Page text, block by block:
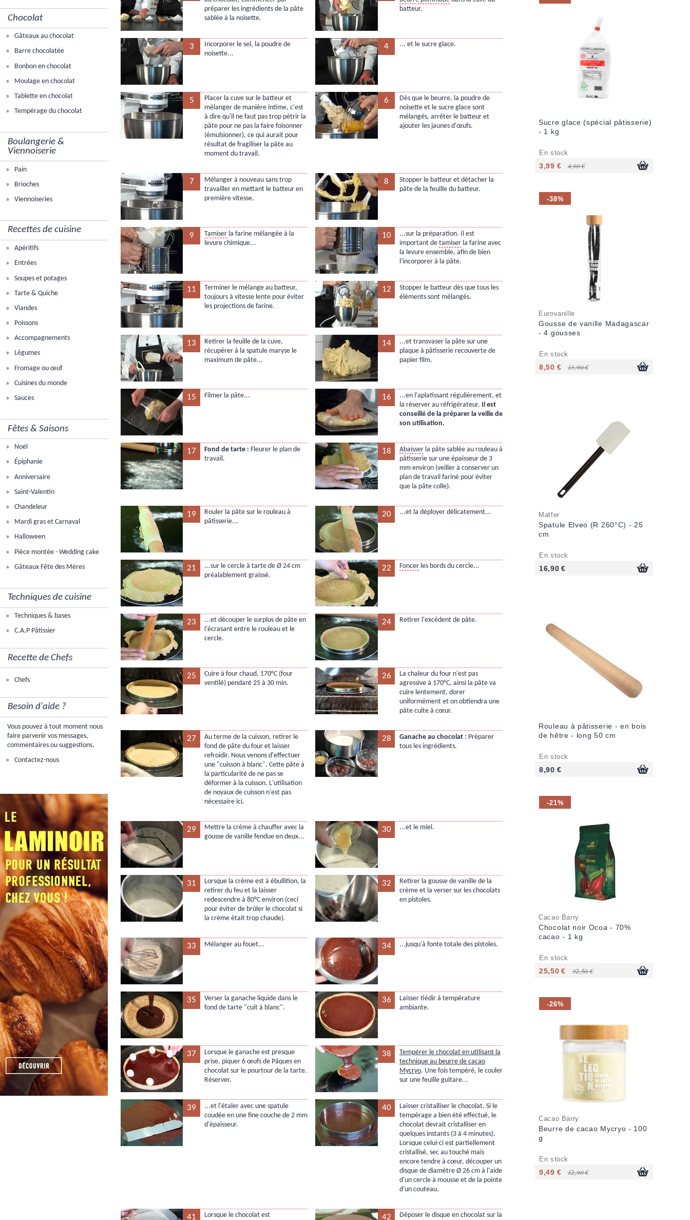
Chocolat
Gâteaux au chocolat
Barre chocolatée
Bonbon en chocolat
Moulage en chocolat
Tablette en chocolat
Tempérage du chocolat
Boulangerie &
Viennoiserie
Pain
Brioches
Viennoiseries
Recettes de cuisine
Apéritifs
Entrées
Soupes et potages
Tarte & Quiche
Viandes
Poissons
Accompagnements
Légumes
Fromage ou œuf
Cuisines du monde
Sauces
Fêtes & Saisons
Noël
Épiphanie
Anniversaire
Saint-Valentin
Chandeleur
Mardi gras et Carnaval
Halloween
Pièce montée - Wedding cake
Gâteaux Fête des Mères
Techniques de cuisine
Techniques & bases
C.A.P Pâtissier
Recette de Chefs
Chefs
Besoin d'aide ?
Vous pouvez à tout moment nous
faire parvenir vos messages,
commentaires ou suggestions.
Contactez-nous
Sucre glace (spécial pâtisserie)
- 1 kg
En stock
3,99 € 4,90 €
-38%
Eurovanille
Gousse de vanille Madagascar
- 4 gousses
En stock
8,50 € 13,90 €
Matfer
Spatule Elveo (R 260°C) - 25
cm
En stock
16,90 €
Rouleau à pâtisserie - en bois
de hêtre - long 50 cm
En stock
8,90 €
-21%
Cacao Barry
Chocolat noir Ocoa - 70%
cacao - 1 kg
En stock
25,50 € 32,50 €
-26%
Cacao Barry
Beurre de cacao Mycryo - 100
g
En stock
9,49 € 12,90 €
préparer les ingrédients de la pâte
sablée à la noisette.
batteur.
3
Incorporer le sel, la poudre de
noisette...
4 ... et le sucre glace.
5
Placer la cuve sur le batteur et
mélanger de manière intime, c'est
à dire qu'il ne faut pas trop pétrir la
pâte pour ne pas la faire foisonner
(émulsionner), ce qui aurait pour
résultat de fragiliser la pâte au
moment du travail.
6
Dès que le beurre, la poudre de
noisette et le sucre glace sont
mélangés, arrêter le batteur et
ajouter les jaunes d'œufs.
7
Mélanger à nouveau sans trop
travailler en mettant le batteur en
première vitesse.
8
Stopper le batteur et détacher la
pâte de la feuille du batteur.
9 Tamiser la farine mélangée à la
levure chimique...
10
...sur la préparation. Il est
important de tamiserla farine avec
la levure ensemble, afin de bien
l'incorporer à la pâte.
11
Terminer le mélange au batteur,
toujours à vitesse lente pour éviter
les projections de farine.
12
Stopper le batteur dès que tous les
éléments sont mélangés.
13
Retirer la feuille de la cuve,
récupérer à la spatule maryse le
maximum de pâte...
14
...et transvaser la pâte sur une
plaque à pâtisserie recouverte de
papier film.
15 Filmer la pâte... 16
...en l'aplatissant régulièrement, et
la réserver au réfrigérateur. Il est
conseillé de la préparer la veille de
son utilisation.
17 Fond de tarte : Fleurer le plan de
travail.
18 Abaisserla pâte sablée au rouleau à
pâtisserie sur une épaisseur de 3
mm environ (veiller à conserver un
plan de travail fariné pour éviter
que la pâte colle).
19
Rouler la pâte sur le rouleau à
pâtisserie...
20 ...et la déployer délicatement...
21
...sur le cercle à tarte de Ø 24 cm
préalablement graissé.
22 Foncerles bords du cercle...
23
...et découper le surplus de pâte en
l'écrasant entre le rouleau et le
cercle.
24 Retirer l'excédent de pâte.
25
Cuire à four chaud, 170°C (four
ventilé) pendant 25 à 30 min.
26
La chaleur du four n'est pas
agressive à 170°C, ainsi la pâte va
cuire lentement, dorer
uniformément et on obtiendra une
pâte cuite à cœur.
27
Au terme de la cuisson, retirer le
fond de pâte du four et laisser
refroidir. Nous venons d'effectuer
une "cuisson à blanc". Cette pâte à
la particularité de ne pas se
déformer à la cuisson. L'utilisation
de noyaux de cuisson n'est pas
nécessaire ici.
28 Ganache au chocolat : Préparer
tous les ingrédients.
29
Mettre la crème à chauffer avec la
gousse de vanille fendue en deux...
30 ...et le miel.
31
Lorsque la crème est à ébullition, la
retirer du feu et la laisser
redescendre à 80°C environ (ceci
pour éviter de brûler le chocolat si
la crème était trop chaude).
32
Retirer la gousse de vanille de la
crème et la verser sur les chocolats
en pistoles.
33 Mélanger au fouet... 34 ...jusqu'à fonte totale des pistoles.
35
Verser la ganache liquide dans le
fond de tarte "cuit à blanc".
36
Laisser tiédir à température
ambiante.
37
Lorsque le ganache est presque
prise, piquer 6 œufs de Pâques en
chocolat sur le pourtour de la tarte.
Réserver.
38
Tempérer le chocolat en utilisant la
technique au beurre de cacao
Mycryo. Une fois tempéré, le couler
sur une feuille guitare...
39
...et l'étaler avec une spatule
coudée en une fine couche de 2 mm
d'épaisseur.
40
Laisser cristalliser le chocolat. Si le
tempérage a bien été effectué, le
chocolat devrait cristalliser en
quelques instants (3 à 4 minutes).
Lorsque celui-ci est partiellement
cristallisé, sec au touché mais
encore tendre à cœur, découper un
disque de diamètre Ø 26 cm à l'aide
d'un cercle à mousse et de la pointe
d'un couteau.
41 Lorsque le chocolat est 42 Déposer le disque en chocolat sur la